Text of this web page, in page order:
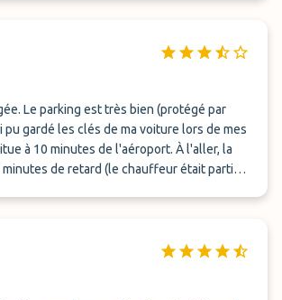
Le parking est très bien (protégé par
pu gardé les clés de ma voiture lors de mes
10 minutes de l'aéroport. À l'aller, la
de retard (le chauffeur était parti
le prévenir lorsque j'ai récupéré mes
des clients et donc pas de place pour nous